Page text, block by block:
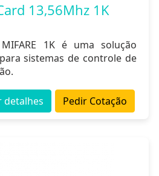
13,56Mhz 1K
1K é uma solução
sistemas de controle de
Pedir Cotação
detalhes